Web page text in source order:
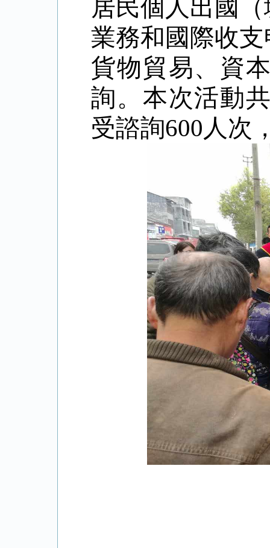
居民個人出國
業務和國際收支
貨物貿易、資
詢。 本次活動
受諮詢600人次